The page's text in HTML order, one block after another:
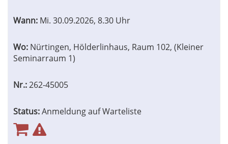
Wann: Mi. 30.09.2026, 8.30 Uhr
Wo: Nürtingen, Hölderlinhaus, Raum 102, (Kleiner
Seminarraum 1)
Nr.:262-45005
Status:Anmeldung auf Warteliste